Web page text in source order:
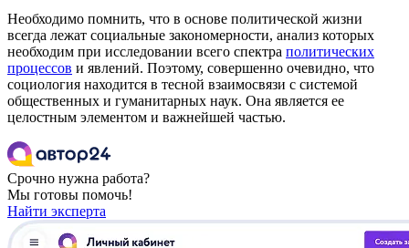
Необходимо помнить, что в основе политической жизни
всегда лежат социальные закономерности, анализ которых
необходим при исследовании всего спектра политических
процессов и явлений. Поэтому, совершенно очевидно, что
социология находится в тесной взаимосвязи с системой
общественных и гуманитарных наук. Она является ее
целостным элементом и важнейшей частью.
Срочно нужна работа?
Мы готовы помочь!
Найти эксперта